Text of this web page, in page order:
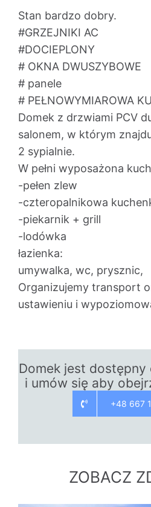
Stan bardzo dobry.
#GRZEJNIKI AC
#DOCIEPLONY
# OKNA DWUSZYBOWE
# panele
# PEŁNOWYMIAROWA
Domek z drzwiami PCV
salonem, w którym
2 sypialnie.
W pełni wyposażona
-pełen zlew
-czteropalnikowa
-piekarnik + grill
-lodówka
łazienka:
umywalka, wc, prysznic,
Organizujemy transport
ustawieniu i
Domek jest dostępny
i umów się aby
+48 667
ZOBACZ